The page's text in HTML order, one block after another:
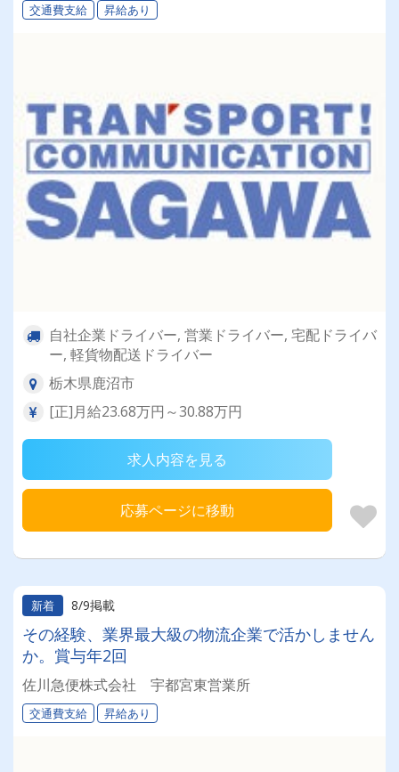
交通費支給 昇給あり
自社企業ドライバー, 営業ドライバー, 宅配ドライバ
ー, 軽貨物配送ドライバー
栃木県鹿沼市
[正]月給23.68万円～30.88万円
求人内容を見る
応募ページに移動
新着 8/9掲載
その経験、業界最大級の物流企業で活かしません
か。賞与年2回
佐川急便株式会社 宇都宮東営業所
交通費支給 昇給あり